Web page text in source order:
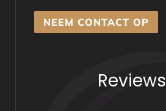
NEEM CONTACT OP
Reviews